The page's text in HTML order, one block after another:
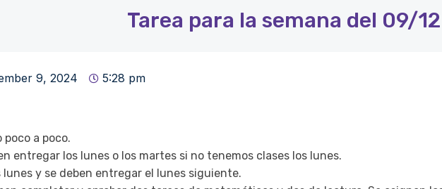
Tarea para la semana del 09/12
9, 2024 5:28 pm
a poco.
entregar los lunes o los martes si no tenemos clases los lunes.
lunes y se deben entregar el lunes siguiente.